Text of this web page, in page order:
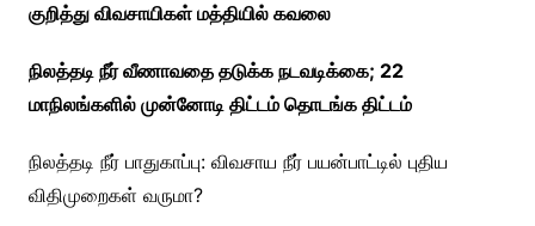
குறித்து விவசாயிகள் மத்தியில் கவலை
நிலத்தடி நீர் வீணாவதை தடுக்க நடவடிக்கை; 22
மாநிலங்களில் முன்னோடி திட்டம் தொடங்க திட்டம்
நிலத்தடி நீர் பாதுகாப்பு: விவசாய நீர் பயன்பாட்டில் புதிய
விதிமுறைகள் வருமா?